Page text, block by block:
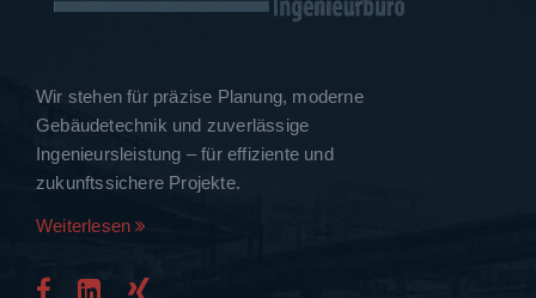
Wir stehen für präzise Planung, moderne
Gebäudetechnik und zuverlässige
Ingenieursleistung – für effiziente und
zukunftssichere Projekte.
Weiterlesen